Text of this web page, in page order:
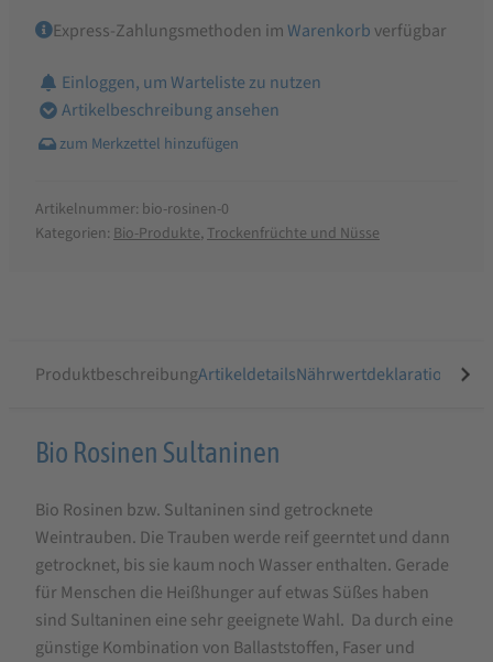
Express-Zahlungsmethoden imWarenkorb verfügbar
Einloggen, um Warteliste zu nutzen
Artikelbeschreibung ansehen
Artikelnummer: bio-rosinen-0
Kategorien: Bio-Produkte, Trockenfrüchte und Nüsse
ProduktbeschreibungArtikeldetailsNährwertdeklaration
Produktbeschreibung
Bio
Rosinen
Sultaninen
Bio Rosinen Sultaninen
Bio Rosinen bzw. Sultaninen sind getrocknete
Weintrauben. Die Trauben werde reif geerntet und dann
getrocknet, bis sie kaum noch Wasser enthalten. Gerade
für Menschen die Heißhunger auf etwas Süßes haben
sind Sultaninen eine sehr geeignete Wahl. Da durch eine
günstige Kombination von Ballaststoffen, Faser und